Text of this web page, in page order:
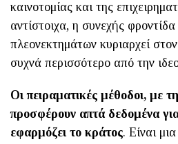
καινοτομίας και της
αντίστοιχα, η συνεχής
πλεονεκτημάτων κυριαρχεί
συχνά περισσότερο από την
Οι πειραματικές μέθοδοι, με
προσφέρουν απτά δεδομένα για
εφαρμόζει το κράτος. Είναι